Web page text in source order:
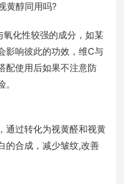
化性较强的成分，如某
影响彼此的功效，维C与
配使用后如果不注意防
通过转化为视黄醛和视黄
的合成，减少皱纹,改善